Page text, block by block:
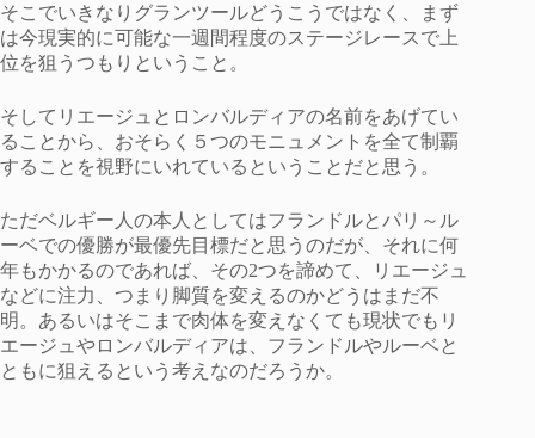
そこでいきなりグランツールどうこうではなく、まず
は今現実的に可能な一週間程度のステージレースで上
位を狙うつもりということ。
そしてリエージュとロンバルディアの名前をあげてい
ることから、おそらく５つのモニュメントを全て制覇
することを視野にいれているということだと思う。
ただベルギー人の本人としてはフランドルとパリ～ル
ーベでの優勝が最優先目標だと思うのだが、それに何
年もかかるのであれば、その2つを諦めて、リエージュ
などに注力、つまり脚質を変えるのかどうはまだ不
明。あるいはそこまで肉体を変えなくても現状でもリ
エージュやロンバルディアは、フランドルやルーベと
ともに狙えるという考えなのだろうか。